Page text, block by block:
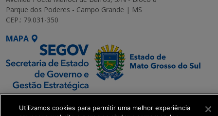
Parque dos Poderes - Campo Grande | MS
CEP.: 79.031-350
MAPA
Utilizamos cookies para permitir uma melhor experiência